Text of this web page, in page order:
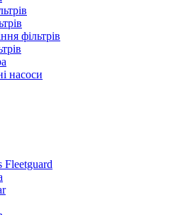
фільтрів
насоси
Fleetguard